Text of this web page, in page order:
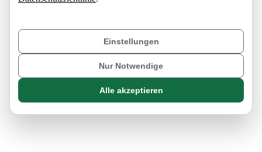
Einstellungen
Nur Notwendige
Alle akzeptieren